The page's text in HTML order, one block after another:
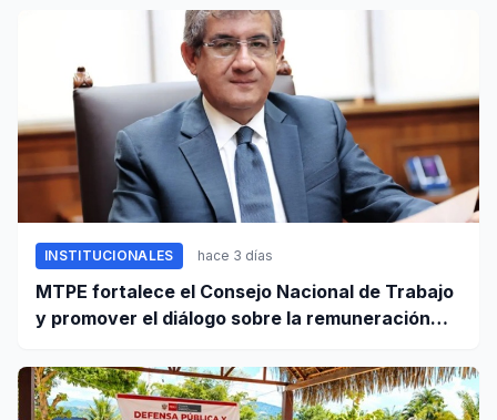
INSTITUCIONALES hace 3 días
MTPE fortalece el Consejo Nacional de Trabajo
y promover el diálogo sobre la remuneración